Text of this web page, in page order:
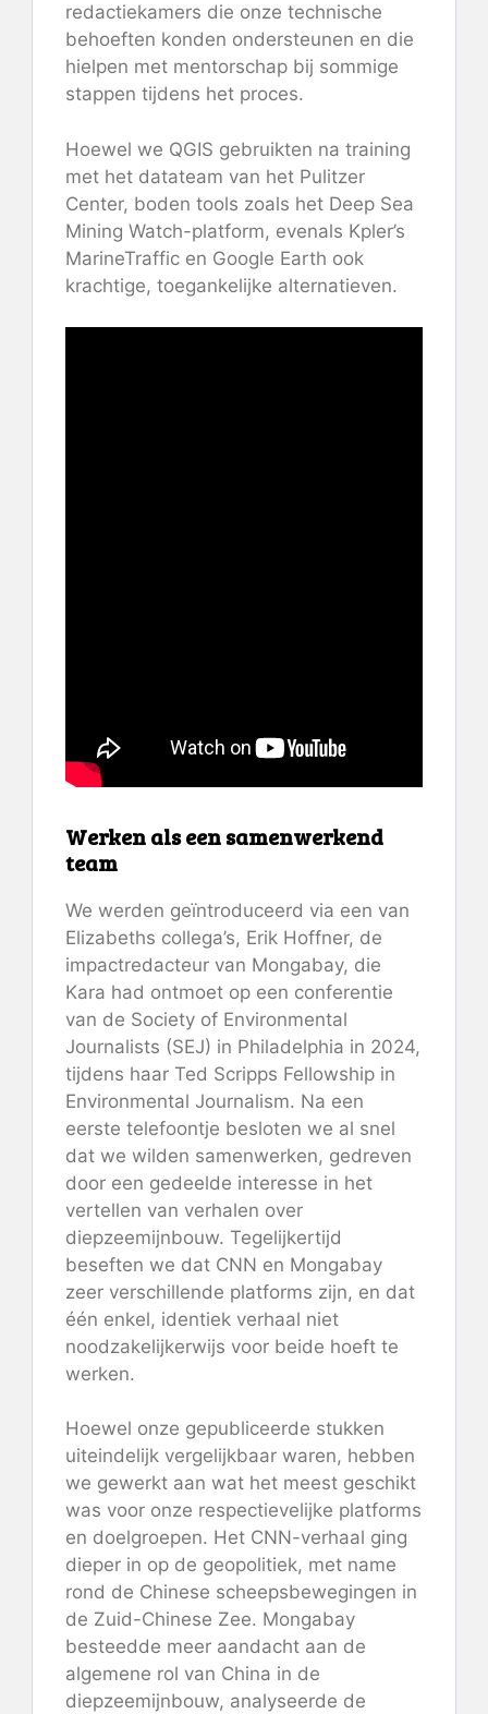
redactiekamers die onze technische
behoeften konden ondersteunen en die
hielpen met mentorschap bij sommige
stappen tijdens het proces.
Hoewel we QGIS gebruikten na training
met het datateam van het Pulitzer
Center, boden tools zoals het Deep Sea
Mining Watch-platform, evenals Kpler’s
MarineTraffic en Google Earth ook
krachtige, toegankelijke alternatieven.
Werken als een samenwerkend
team
We werden geïntroduceerd via een van
Elizabeths collega’s, Erik Hoffner, de
impactredacteur van Mongabay, die
Kara had ontmoet op een conferentie
van de Society of Environmental
Journalists (SEJ) in Philadelphia in 2024,
tijdens haar Ted Scripps Fellowship in
Environmental Journalism. Na een
eerste telefoontje besloten we al snel
dat we wilden samenwerken, gedreven
door een gedeelde interesse in het
vertellen van verhalen over
diepzeemijnbouw. Tegelijkertijd
beseften we dat CNN en Mongabay
zeer verschillende platforms zijn, en dat
één enkel, identiek verhaal niet
noodzakelijkerwijs voor beide hoeft te
werken.
Hoewel onze gepubliceerde stukken
uiteindelijk vergelijkbaar waren, hebben
we gewerkt aan wat het meest geschikt
was voor onze respectievelijke platforms
en doelgroepen. Het CNN-verhaal ging
dieper in op de geopolitiek, met name
rond de Chinese scheepsbewegingen in
de Zuid-Chinese Zee. Mongabay
besteedde meer aandacht aan de
algemene rol van China in de
diepzeemijnbouw, analyseerde de